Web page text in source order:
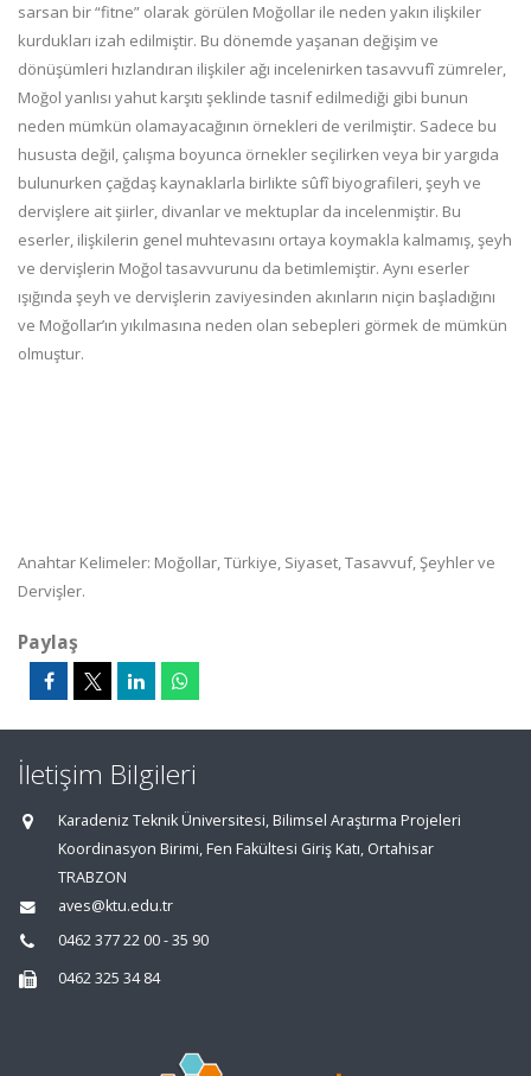
sarsan bir “fitne” olarak görülen Moğollar ile neden yakın ilişkiler
kurdukları izah edilmiştir. Bu dönemde yaşanan değişim ve
dönüşümleri hızlandıran ilişkiler ağı incelenirken tasavvufî zümreler,
Moğol yanlısı yahut karşıtı şeklinde tasnif edilmediği gibi bunun
neden mümkün olamayacağının örnekleri de verilmiştir. Sadece bu
hususta değil, çalışma boyunca örnekler seçilirken veya bir yargıda
bulunurken çağdaş kaynaklarla birlikte sûfî biyografileri, şeyh ve
dervişlere ait şiirler, divanlar ve mektuplar da incelenmiştir. Bu
eserler, ilişkilerin genel muhtevasını ortaya koymakla kalmamış, şeyh
ve dervişlerin Moğol tasavvurunu da betimlemiştir. Aynı eserler
ışığında şeyh ve dervişlerin zaviyesinden akınların niçin başladığını
ve Moğollar’ın yıkılmasına neden olan sebepleri görmek de mümkün
olmuştur.
Anahtar Kelimeler: Moğollar, Türkiye, Siyaset, Tasavvuf, Şeyhler ve
Dervişler.
Paylaş
İletişim Bilgileri
Karadeniz Teknik Üniversitesi, Bilimsel Araştırma Projeleri
Koordinasyon Birimi, Fen Fakültesi Giriş Katı, Ortahisar
TRABZON
aves@ktu.edu.tr
0462 377 22 00 - 35 90
0462 325 34 84